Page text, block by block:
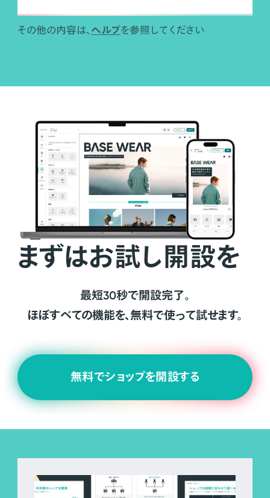
その他の内容は、 ヘルプを参照してください
まずはお試し開設を
最短30秒で開設完了。
ほぼすべての機能を、無料で使って試せます。
無料でショップを開設する